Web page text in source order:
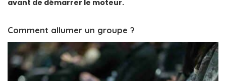
avant de démarrer le moteur.
Comment allumer un groupe ?